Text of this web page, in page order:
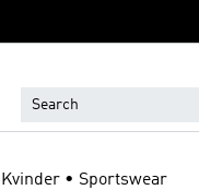
Kvinder • Sportswear